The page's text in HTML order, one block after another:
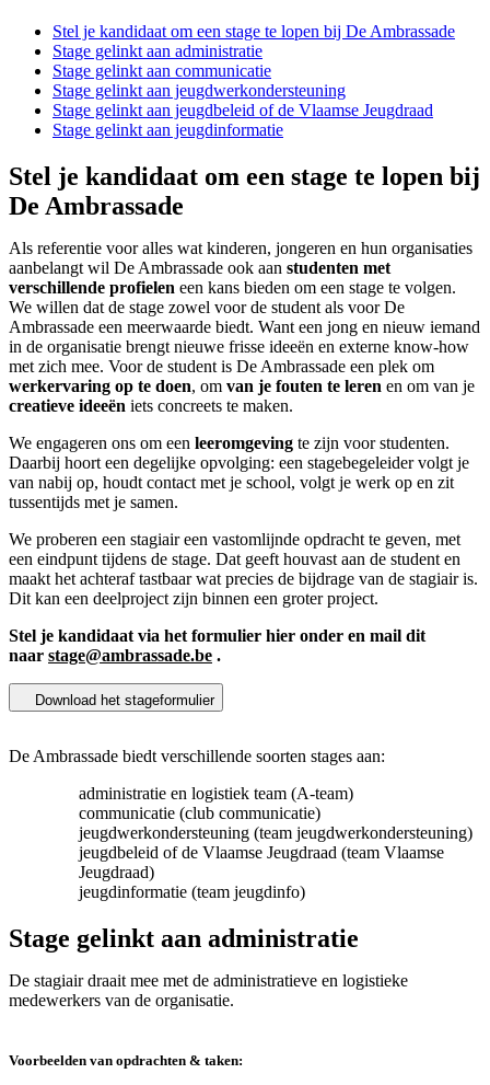
Stel je kandidaat om een stage te lopen bij De Ambrassade
Stage gelinkt aan administratie
Stage gelinkt aan communicatie
Stage gelinkt aan jeugdwerkondersteuning
Stage gelinkt aan jeugdbeleid of de Vlaamse Jeugdraad
Stage gelinkt aan jeugdinformatie
Stel je kandidaat om een stage te lopen bij
De Ambrassade
Als referentie voor alles wat kinderen, jongeren en hun organisaties
aanbelangt wil De Ambrassade ook aan studenten met
verschillende profielen een kans bieden om een stage te volgen.
We willen dat de stage zowel voor de student als voor De
Ambrassade een meerwaarde biedt. Want een jong en nieuw iemand
in de organisatie brengt nieuwe frisse ideeën en externe know-how
met zich mee. Voor de student is De Ambrassade een plek om
werkervaring op te doen, om van je fouten te leren en om van je
creatieve ideeën iets concreets te maken.
We engageren ons om een leeromgeving te zijn voor studenten.
Daarbij hoort een degelijke opvolging: een stagebegeleider volgt je
van nabij op, houdt contact met je school, volgt je werk op en zit
tussentijds met je samen.
We proberen een stagiair een vastomlijnde opdracht te geven, met
een eindpunt tijdens de stage. Dat geeft houvast aan de student en
maakt het achteraf tastbaar wat precies de bijdrage van de stagiair is.
Dit kan een deelproject zijn binnen een groter project.
Stel je kandidaat via het formulier hier onder en mail dit
naar stage@ambrassade.be .
Download het stageformulier
De Ambrassade biedt verschillende soorten stages aan:
administratie en logistiek team (A-team)
communicatie (club communicatie)
jeugdwerkondersteuning (team jeugdwerkondersteuning)
jeugdbeleid of de Vlaamse Jeugdraad (team Vlaamse
Jeugdraad)
jeugdinformatie (team jeugdinfo)
Stage gelinkt aan administratie
De stagiair draait mee met de administratieve en logistieke
medewerkers van de organisatie.
Voorbeelden van opdrachten & taken: